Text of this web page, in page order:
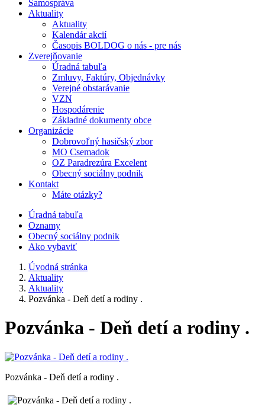
Samospráva
Aktuality
Aktuality
Kalendár akcií
Časopis BOLDOG o nás - pre nás
Zverejňovanie
Úradná tabuľa
Zmluvy, Faktúry, Objednávky
Verejné obstarávanie
VZN
Hospodárenie
Základné dokumenty obce
Organizácie
Dobrovoľný hasičský zbor
MO Csemadok
OZ Paradrezúra Excelent
Obecný sociálny podnik
Kontakt
Máte otázky?
Úradná tabuľa
Oznamy
Obecný sociálny podnik
Ako vybaviť
Úvodná stránka
Aktuality
Aktuality
Pozvánka - Deň detí a rodiny .
Pozvánka - Deň detí a rodiny .
Pozvánka - Deň detí a rodiny .